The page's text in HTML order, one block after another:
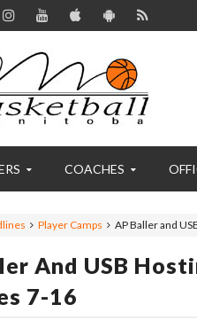
COACHES
Player Camps AP Baller and
And USB
7-16